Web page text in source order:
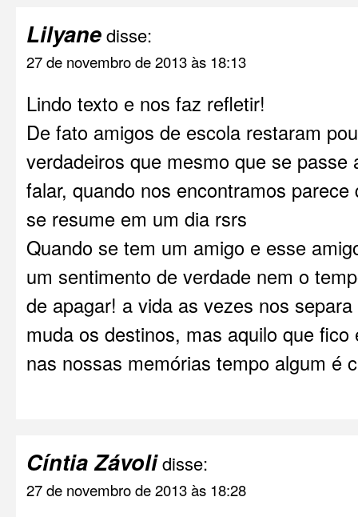
Lilyanedisse:
27 de novembro de 2013 às 18:13
Lindo texto e nos faz refletir!
De fato amigos de escola restaram
verdadeiros que mesmo que se passe
falar, quando nos encontramos
se resume em um dia rsrs
Quando se tem um amigo e esse
um sentimento de verdade nem o
de apagar! a vida as vezes nos
muda os destinos, mas aquilo que
nas nossas memórias tempo algum é
Cíntia Závolidisse:
27 de novembro de 2013 às 18:28